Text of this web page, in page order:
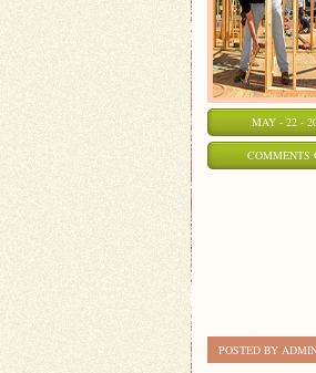
MAY - 22 -
COMMENTS
POSTED BY